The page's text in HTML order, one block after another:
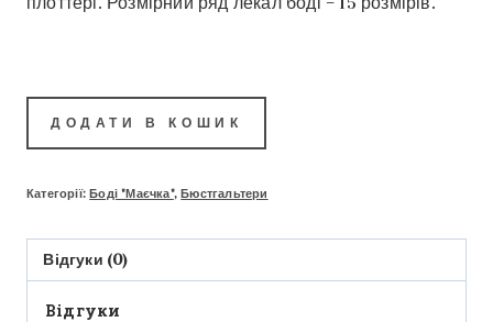
ДОДАТИ В КОШИК
Категорії:Боді "Маєчка",Бюстгальтери
Відгуки (0)
Відгуки